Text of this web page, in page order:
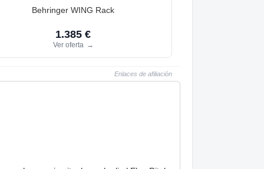
Behringer WING Rack
1.385 €
Ver oferta →
Enlaces de afiliación